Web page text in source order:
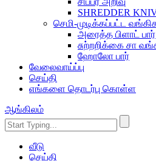
SHREDDER
செமி-முடிக்கப்பட்ட
அரைத்த பிளாட் பார்
சுற்றறிக்கை சா
ஹோலோ பார்
வேலைவாய்ப்பு
செய்தி
எங்களை தொடர்பு கொள்ள
ஆங்கிலம்
வீடு
செய்தி